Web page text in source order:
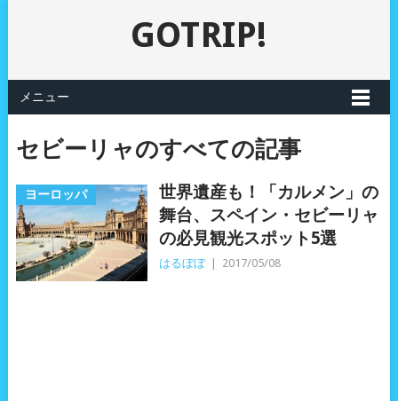
GOTRIP!
メニュー
セビーリャのすべての記事
ヨーロッパ
世界遺産も！「カルメン」の
舞台、スペイン・セビーリャ
の必見観光スポット5選
はるぼぼ 2017/05/08